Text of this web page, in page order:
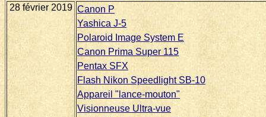
28 février 2019 Canon P
Yashica J-5
Polaroid Image System E
Canon Prima Super 115
Pentax SFX
Flash Nikon Speedlight SB-10
Appareil "lance-mouton"
Visionneuse Ultra-vue